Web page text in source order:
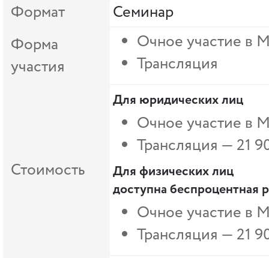
Формат
Семинар
Форма
участия
Очное участие в
Трансляция
Стоимость
Для юридических лиц
Очное участие в
Трансляция — 21
Для физических лиц
доступна беспроцентная
Очное участие в
Трансляция — 21